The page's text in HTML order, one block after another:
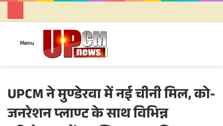
Menu
UPCM ने मुण्डेरवा में नई चीनी मिल, को-
जनरेशन प्लाण्ट के साथ विभिन्न